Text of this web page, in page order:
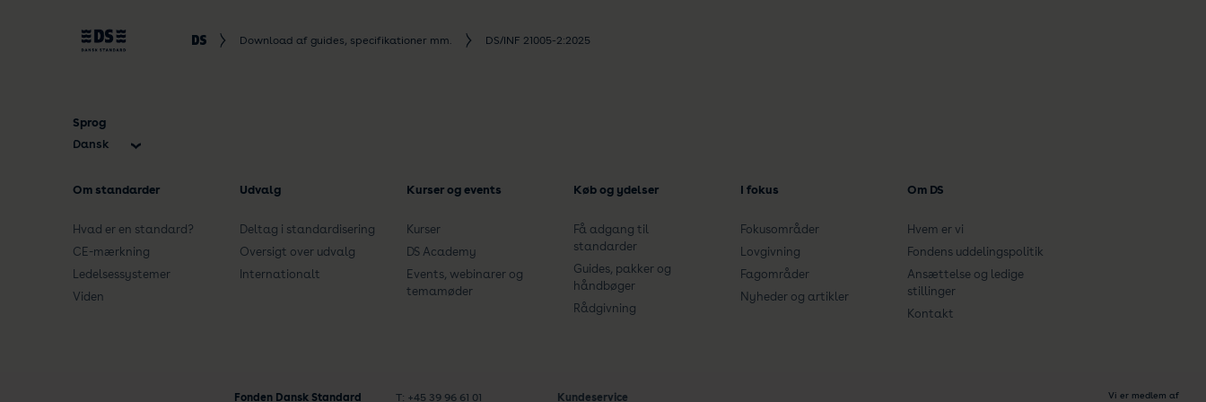
Download af guides, specifikationer mm. DS/INF 21005-2:2025
Sprog
Dansk
Om standarder
Hvad er en standard?
CE-mærkning
Ledelsessystemer
Viden
Udvalg
Deltag i standardisering
Oversigt over udvalg
Internationalt
Kurser og events
Kurser
DS Academy
Events, webinarer og
temamøder
Køb og ydelser
Få adgang til
standarder
Guides, pakker og
håndbøger
Rådgivning
I fokus
Fokusområder
Lovgivning
Fagområder
Nyheder og artikler
Om DS
Hvem er vi
Fondens uddelingspolitik
Ansættelse og ledige
stillinger
Kontakt
Fonden Dansk Standard T: +45 39 96 61 01 Kundeservice Vi er medlem af